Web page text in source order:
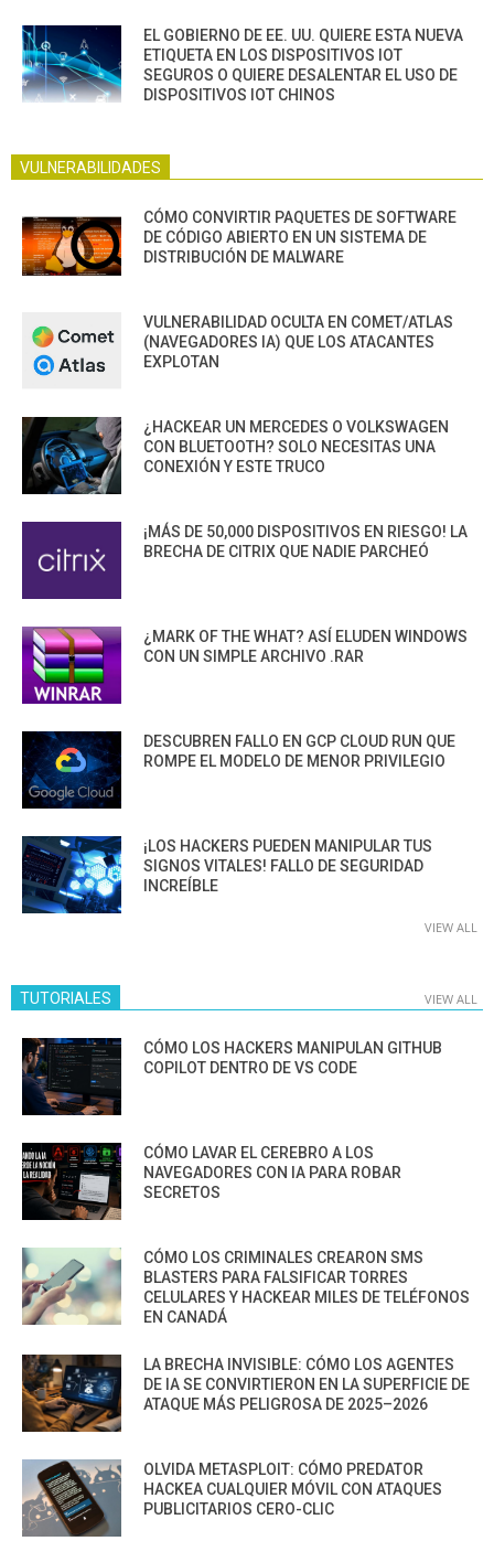
EL GOBIERNO DE EE. UU. QUIERE ESTA NUEVA
ETIQUETA EN LOS DISPOSITIVOS IOT
SEGUROS O QUIERE DESALENTAR EL USO DE
DISPOSITIVOS IOT CHINOS
VULNERABILIDADES
CÓMO CONVIRTIR PAQUETES DE SOFTWARE
DE CÓDIGO ABIERTO EN UN SISTEMA DE
DISTRIBUCIÓN DE MALWARE
VULNERABILIDAD OCULTA EN COMET/ATLAS
(NAVEGADORES IA) QUE LOS ATACANTES
EXPLOTAN
¿HACKEAR UN MERCEDES O VOLKSWAGEN
CON BLUETOOTH? SOLO NECESITAS UNA
CONEXIÓN Y ESTE TRUCO
¡MÁS DE 50,000 DISPOSITIVOS EN RIESGO! LA
BRECHA DE CITRIX QUE NADIE PARCHEÓ
¿MARK OF THE WHAT? ASÍ ELUDEN WINDOWS
CON UN SIMPLE ARCHIVO .RAR
DESCUBREN FALLO EN GCP CLOUD RUN QUE
ROMPE EL MODELO DE MENOR PRIVILEGIO
¡LOS HACKERS PUEDEN MANIPULAR TUS
SIGNOS VITALES! FALLO DE SEGURIDAD
INCREÍBLE
VIEW ALL
TUTORIALES VIEW ALL
CÓMO LOS HACKERS MANIPULAN GITHUB
COPILOT DENTRO DE VS CODE
CÓMO LAVAR EL CEREBRO A LOS
NAVEGADORES CON IA PARA ROBAR
SECRETOS
CÓMO LOS CRIMINALES CREARON SMS
BLASTERS PARA FALSIFICAR TORRES
CELULARES Y HACKEAR MILES DE TELÉFONOS
EN CANADÁ
LA BRECHA INVISIBLE: CÓMO LOS AGENTES
DE IA SE CONVIRTIERON EN LA SUPERFICIE DE
ATAQUE MÁS PELIGROSA DE 2025–2026
OLVIDA METASPLOIT: CÓMO PREDATOR
HACKEA CUALQUIER MÓVIL CON ATAQUES
PUBLICITARIOS CERO-CLIC